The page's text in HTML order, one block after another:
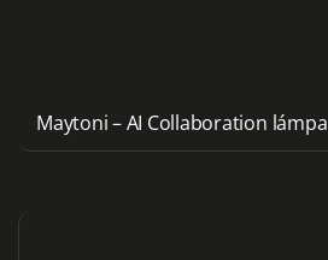
Maytoni – AI Collaboration lámpa